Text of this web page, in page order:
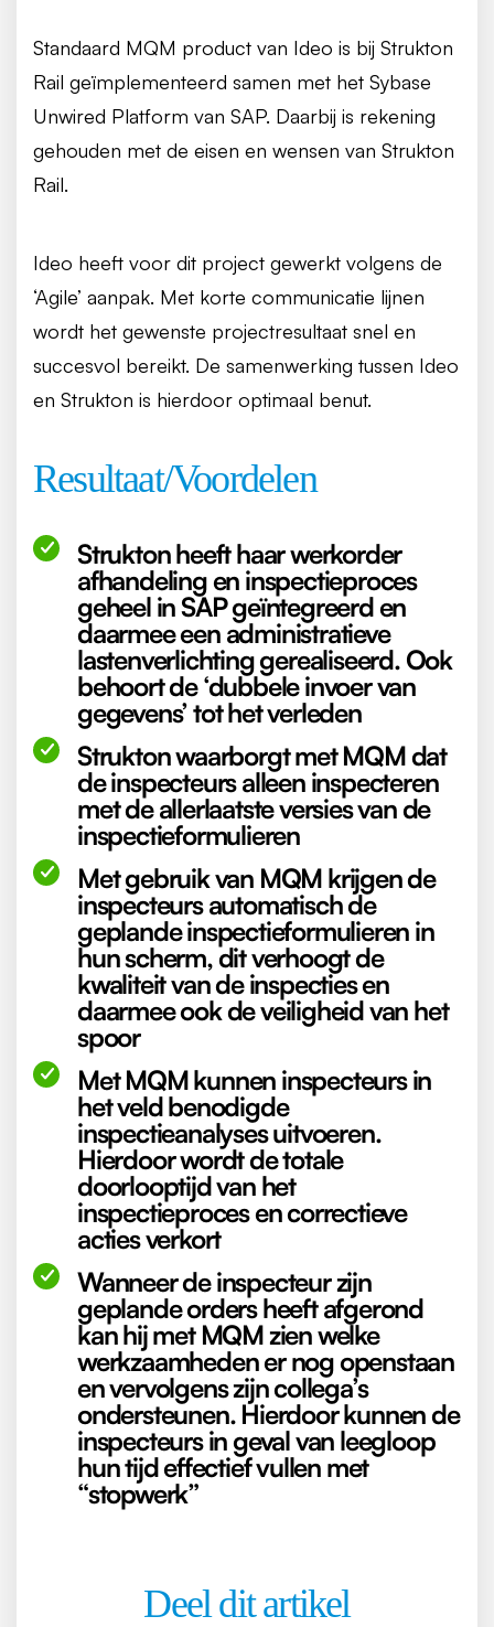
Standaard MQM product van Ideo is bij Strukton
Rail geïmplementeerd samen met het Sybase
Unwired Platform van SAP. Daarbij is rekening
gehouden met de eisen en wensen van Strukton
Rail.
Ideo heeft voor dit project gewerkt volgens de
‘Agile’ aanpak. Met korte communicatie lijnen
wordt het gewenste projectresultaat snel en
succesvol bereikt. De samenwerking tussen Ideo
en Strukton is hierdoor optimaal benut.
Resultaat/Voordelen
Strukton heeft haar werkorder
afhandeling en inspectieproces
geheel in SAP geïntegreerd en
daarmee een administratieve
lastenverlichting gerealiseerd. Ook
behoort de ‘dubbele invoer van
gegevens’ tot het verleden
Strukton waarborgt met MQM dat
de inspecteurs alleen inspecteren
met de allerlaatste versies van de
inspectieformulieren
Met gebruik van MQM krijgen de
inspecteurs automatisch de
geplande inspectieformulieren in
hun scherm, dit verhoogt de
kwaliteit van de inspecties en
daarmee ook de veiligheid van het
spoor
Met MQM kunnen inspecteurs in
het veld benodigde
inspectieanalyses uitvoeren.
Hierdoor wordt de totale
doorlooptijd van het
inspectieproces en correctieve
acties verkort
Wanneer de inspecteur zijn
geplande orders heeft afgerond
kan hij met MQM zien welke
werkzaamheden er nog openstaan
en vervolgens zijn collega’s
ondersteunen. Hierdoor kunnen de
inspecteurs in geval van leegloop
hun tijd effectief vullen met
“stopwerk”
Deel dit artikel